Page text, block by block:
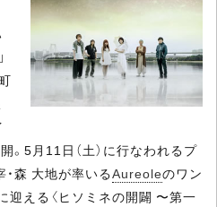
。5月11日（土）に行なわれるプ
・森 大地が率いるAureoleのワン
に迎える〈ヒソミネの開闢 〜第一